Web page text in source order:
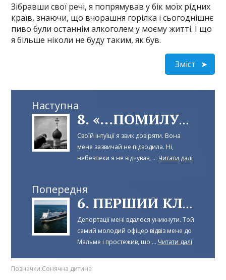
Зібравши свої речі, я попрямував у бік моїх рідних
країв, знаючи, що вчорашня горілка і сьогоднішнє
пиво були останнім алкоголем у моєму житті. І що
я більше ніколи не буду таким, як був.
Зміст
Наступна
8. «...ПОМИЛУЙ МЕНЕ, ГРІШНОГО».
Своїй інтуїції я звик довіряти. Вона
мене зазвичай не підводила. Ні,
небезпеки я не відчував, ... Читати далі
Попередня
6. ПЕРШИЙ КЛІЄНТ
Депортації мені вдалося уникнути. Той
самий молодий офіцер відвіз мене до
Мальме і простежив, що ... Читати далі
Позначки:Сонячна дитина